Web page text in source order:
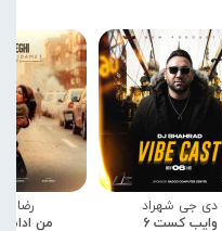
دی جی شهراد
وایب کست 6
رضا
من